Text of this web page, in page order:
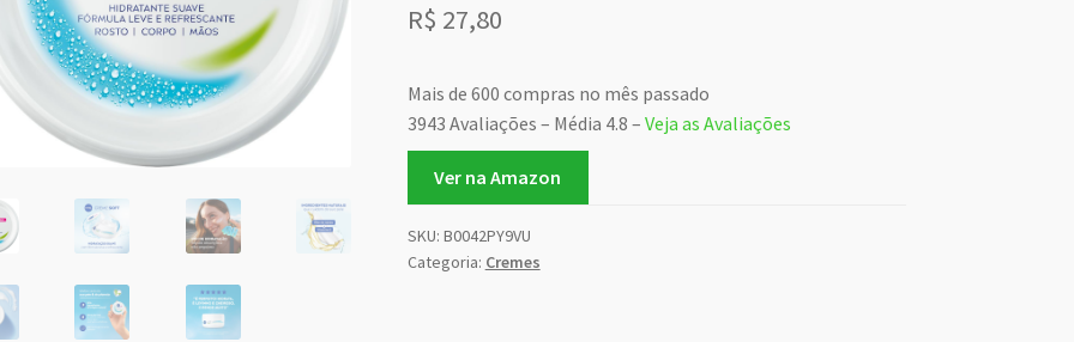
R$ 27,80
Mais de 600 compras no mês passado
3943 Avaliações – Média 4.8 – Veja as Avaliações
Ver na Amazon
SKU: B0042PY9VU
Categoria: Cremes